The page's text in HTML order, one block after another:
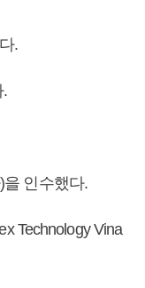
.
.
을 인수했다.
Technology Vina